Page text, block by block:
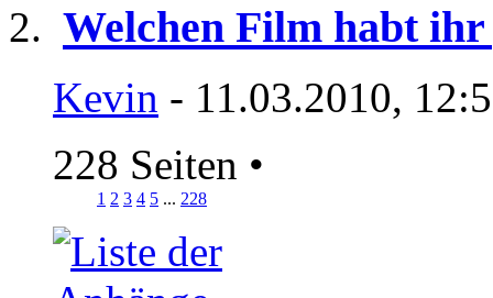
Welchen Film habt ihr
Kevin - 11.03.2010,
228 Seiten •
1 2 3 4 5 ... 228